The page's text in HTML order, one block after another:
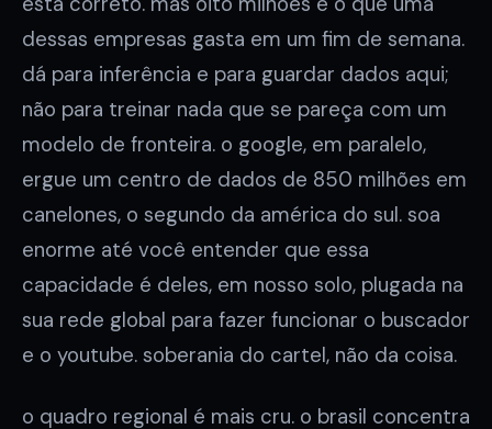
dessas empresas gasta em um fim de semana.
dá para inferência e para guardar dados aqui;
não para treinar nada que se pareça com um
modelo de fronteira. o google, em paralelo,
ergue um centro de dados de 850 milhões em
canelones, o segundo da américa do sul. soa
enorme até você entender que essa
capacidade é deles, em nosso solo, plugada na
sua rede global para fazer funcionar o buscador
e o youtube. soberania do cartel, não da coisa.
o quadro regional é mais cru. o brasil concentra